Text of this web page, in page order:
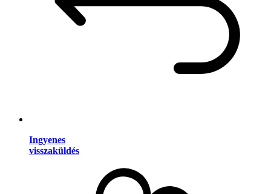
Ingyenes
visszaküldés